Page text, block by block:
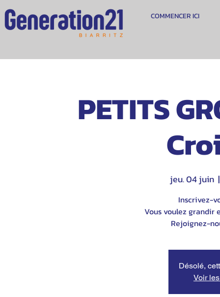
COMMENCER ICI
PETITS
jeu. 04 juin
Inscrivez-
Vous voulez grandir
Désolé,
Voir